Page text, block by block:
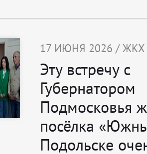
17 ИЮНЯ 2026 / ЖКХ
Эту встречу с
Губернатором
Подмосковья
посёлка
Подольске